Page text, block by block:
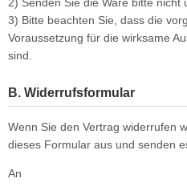
3) Bitte beachten Sie, dass die
Voraussetzung für die wirksame
sind.
B. Widerrufsformular
Wenn Sie den Vertrag widerrufen
dieses Formular aus und senden
An